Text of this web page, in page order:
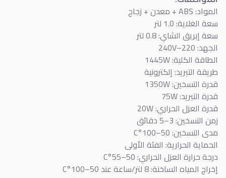
المواد: ABS + معدن + زجاج
سعة الغلاية: 1.0 لتر
سعة إبريق الشاي: 0.8 لتر
الجهد: 220–240V
الطاقة الكلية: 1445W
طريقة التبريد: إلكترونية
قدرة التسخين: 1350W
قدرة التبريد: 75W
قدرة العزل الحراري: 20W
زمن التسخين: 3–5 دقائق
مدى التسخين: 50–100°C
الحماية الحرارية: الفئة الأولى
درجة حرارة العزل الحراري: 50–55°C
إخراج المياه الساخنة: 8 لتر/ساعة عند 50–100°C